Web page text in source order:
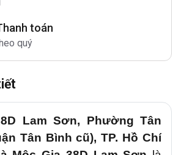
toán
quý
Lam Sơn, Phường Tân
Tân Bình cũ), TP. Hồ Chí